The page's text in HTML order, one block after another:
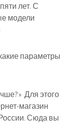
лет. С
модели
Для этого
магазин
Сюда вы